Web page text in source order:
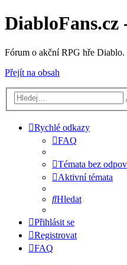
DiabloFans.cz
Fórum o akční RPG hře Diablo.
Přejít na obsah
Rychlé odkazy
FAQ
Témata bez
Aktivní témata
Hledat
Přihlásit se
Registrovat
FAQ